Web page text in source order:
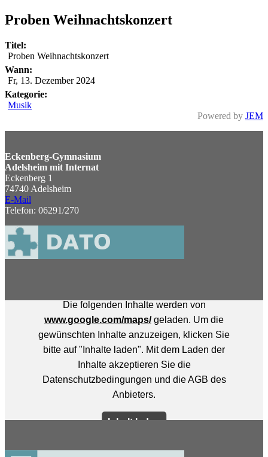
Proben Weihnachtskonzert
Titel:
Proben Weihnachtskonzert
Wann:
Fr, 13. Dezember 2024
Kategorie:
Musik
Powered by JEM
Eckenberg-Gymnasium
Adelsheim mit Internat
Eckenberg 1
74740 Adelsheim
E-Mail
Telefon: 06291/270